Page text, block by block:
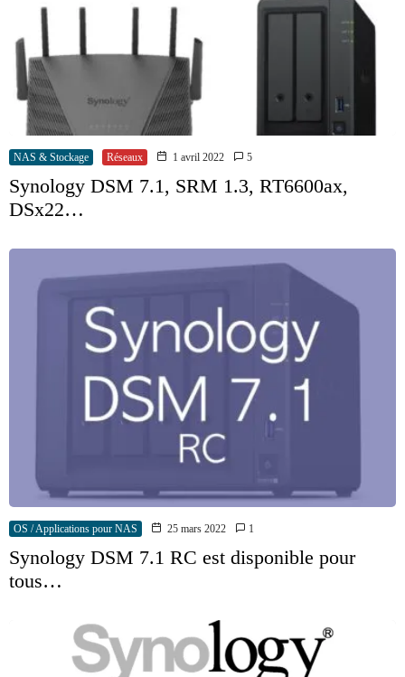
NAS & Stockage Réseaux 1 avril 2022 5
Synology DSM 7.1, SRM 1.3, RT6600ax,
DSx22…
OS / Applications pour NAS 25 mars 2022 1
Synology DSM 7.1 RC est disponible pour
tous…